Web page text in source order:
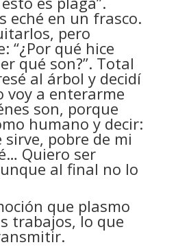
eché en un frasco.
pero
“¿Por qué hice
qué son?”. Total
al árbol y decidí
voy a enterarme
son, porque
humano y decir:
sirve, pobre de mi
Quiero ser
al final no lo
que plasmo
trabajos, lo que